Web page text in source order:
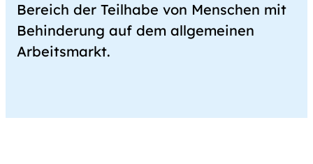
Bereich der Teilhabe von Menschen mit
Behinderung auf dem allgemeinen
Arbeitsmarkt.